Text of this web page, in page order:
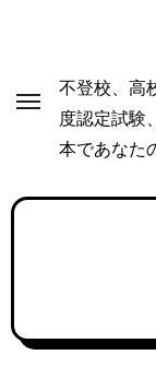
プ
不登校、高
度認定試験
本であなた